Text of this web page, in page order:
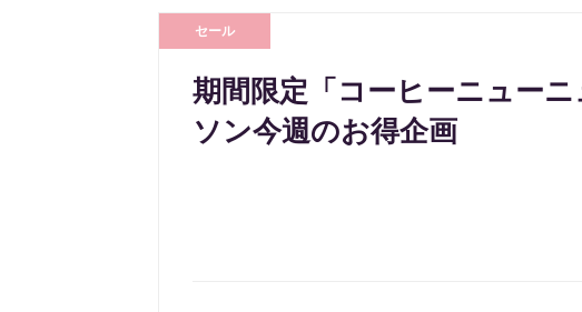
セール
期間限定「コーヒーニュー
ソン今週のお得企画